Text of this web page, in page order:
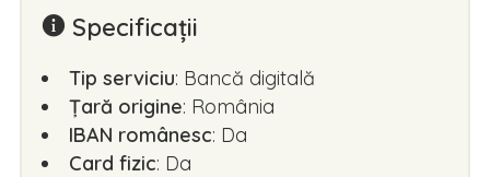
Specificații
Tip serviciu: Bancă digitală
Țară origine: România
IBAN românesc: Da
Card fizic: Da